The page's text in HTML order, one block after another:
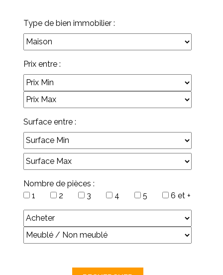
Type de bien immobilier :
Prix entre :
Surface entre :
Nombre de pièces :
1
2 3 4 5 6 et +